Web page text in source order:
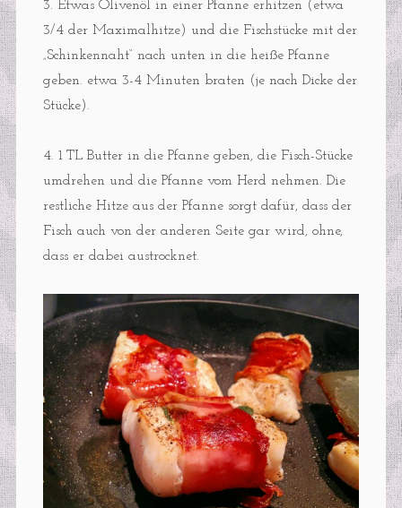
3. Etwas Olivenöl in einer Pfanne erhitzen (etwa
3/4 der Maximalhitze) und die Fischstücke mit der
„Schinkennaht“ nach unten in die heiße Pfanne
geben. etwa 3-4 Minuten braten (je nach Dicke der
Stücke).
4. 1 TL Butter in die Pfanne geben, die Fisch-Stücke
umdrehen und die Pfanne vom Herd nehmen. Die
restliche Hitze aus der Pfanne sorgt dafür, dass der
Fisch auch von der anderen Seite gar wird, ohne,
dass er dabei austrocknet.